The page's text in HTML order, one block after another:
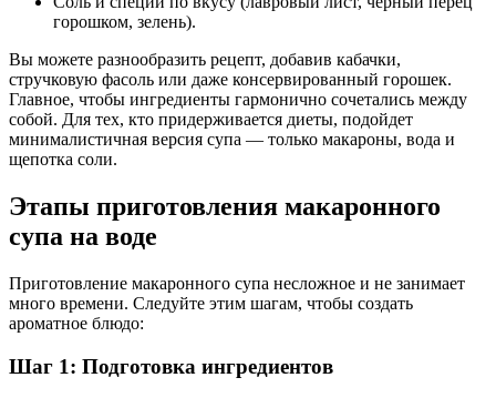
горошком, зелень).
Вы можете разнообразить рецепт, добавив кабачки,
стручковую фасоль или даже консервированный горошек.
Главное, чтобы ингредиенты гармонично сочетались между
собой. Для тех, кто придерживается диеты, подойдет
минималистичная версия супа — только макароны, вода и
щепотка соли.
Этапы приготовления макаронного
супа на воде
Приготовление макаронного супа несложное и не занимает
много времени. Следуйте этим шагам, чтобы создать
ароматное блюдо:
Шаг 1: Подготовка ингредиентов